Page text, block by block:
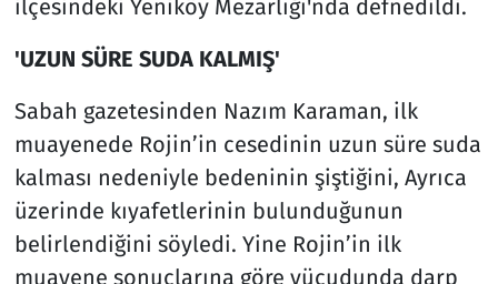
ilçesindeki Yeniköy Mezarlığı'nda defnedildi.
'UZUN SÜRE SUDA KALMIŞ'
Sabah gazetesinden Nazım Karaman, ilk
muayenede Rojin’in cesedinin uzun süre suda
kalması nedeniyle bedeninin şiştiğini, Ayrıca
üzerinde kıyafetlerinin bulunduğunun
belirlendiğini söyledi. Yine Rojin’in ilk
muayene sonuçlarına göre vücudunda darp